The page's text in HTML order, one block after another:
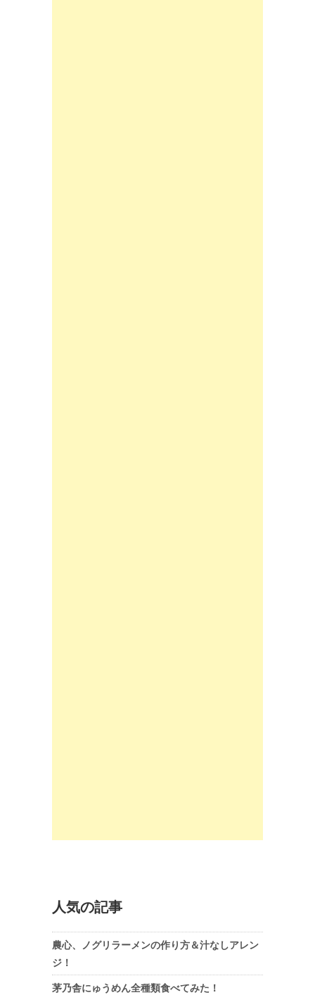
人気の記事
農心、ノグリラーメンの作り方＆汁なしアレン
ジ！
茅乃舎にゅうめん全種類食べてみた！